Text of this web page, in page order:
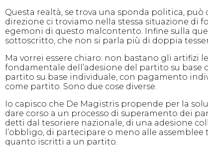
Questa realtà, se trova una sponda politica,
direzione ci troviamo nella stessa situazione di
egemoni di questo malcontento. Infine sulla
sottoscritto, che non si parla più di doppia
Ma vorrei essere chiaro: non bastano gli artifizi
fondamentale dell’adesione del partito su base
partito su base individuale, con pagamento
come partito. Sono due cose diverse.
Io capisco che De Magistris propende per la
dare corso a un processo di superamento dei
detti dal tesoriere nazionale, di una adesione
l’obbligo, di partecipare o meno alle
quanto iscritti a un partito.